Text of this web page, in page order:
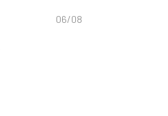
06/08